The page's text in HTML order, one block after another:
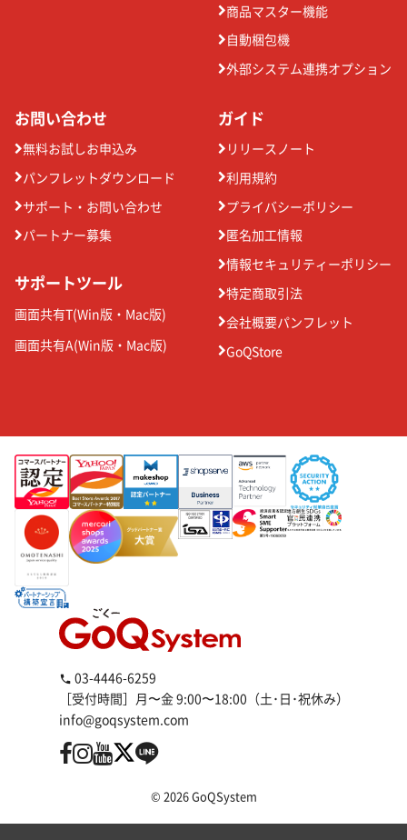
商品マスター機能
自動梱包機
外部システム連携オプション
お問い合わせ
無料お試しお申込み
パンフレットダウンロード
サポート・お問い合わせ
パートナー募集
サポートツール
画面共有T(Win版 ・ Mac版)
画面共有A(Win版 ・ Mac版)
ガイド
リリースノート
利用規約
プライバシーポリシー
匿名加工情報
情報セキュリティーポリシー
特定商取引法
会社概要パンフレット
GoQStore
03-4446-6259
［受付時間］月〜金 9:00〜18:00（土･日･祝休み）
info@goqsystem.com
© 2026 GoQSystem